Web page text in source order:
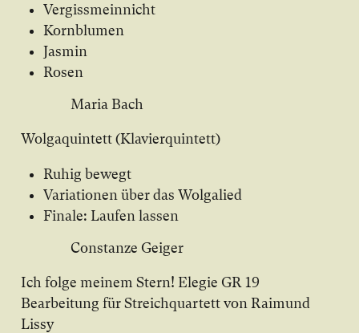
Vergissmeinnicht
Kornblumen
Jasmin
Rosen
Maria Bach
Wolgaquintett (Klavierquintett)
Ruhig bewegt
Variationen über das Wolgalied
Finale: Laufen lassen
Constanze Geiger
Ich folge meinem Stern! Elegie GR 19
Bearbeitung für Streichquartett von Raimund
Lissy